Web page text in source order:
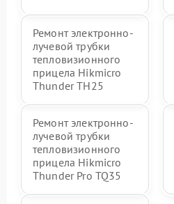
Ремонт электронно-
лучевой трубки
тепловизионного
прицела Hikmicro
Thunder TH25
Ремонт электронно-
лучевой трубки
тепловизионного
прицела Hikmicro
Thunder Pro TQ35